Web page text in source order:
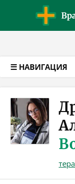
☰ НАВИГАЦИЯ